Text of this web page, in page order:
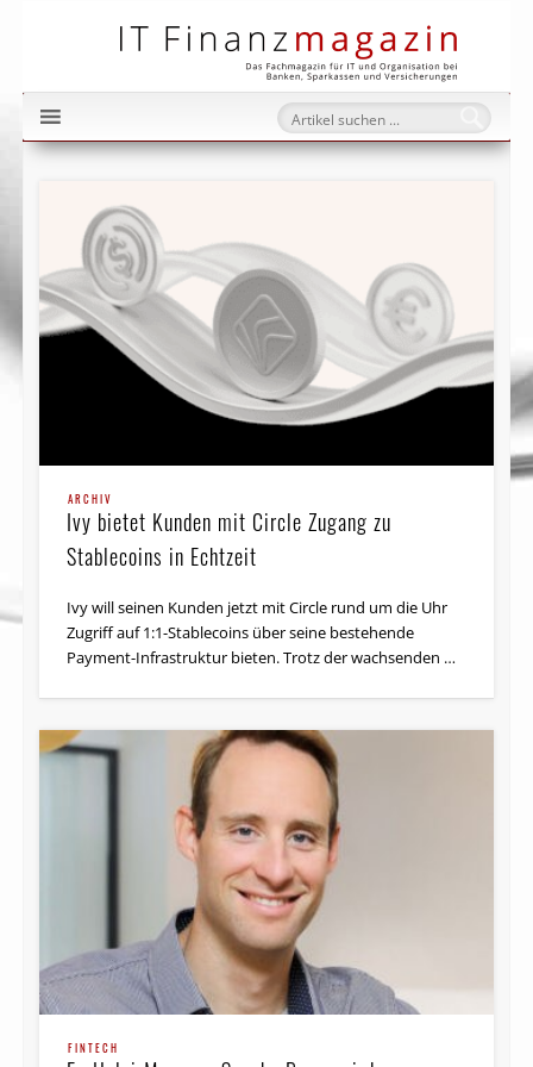
ARCHIV
Ivy bietet Kunden mit Circle Zugang zu
Stablecoins in Echtzeit
Ivy will seinen Kunden jetzt mit Circle rund um die Uhr
Zugriff auf 1:1-Stablecoins über seine bestehende
Payment-Infrastruktur bieten. Trotz der wachsenden …
FINTECH